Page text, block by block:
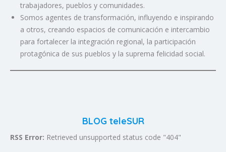
trabajadores, pueblos y comunidades.
Somos agentes de transformación, influyendo e inspirando
a otros, creando espacios de comunicación e intercambio
para fortalecer la integración regional, la participación
protagónica de sus pueblos y la suprema felicidad social.
BLOG teleSUR
RSS Error: Retrieved unsupported status code "404"